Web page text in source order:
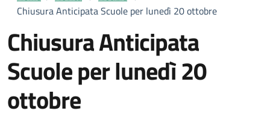
Chiusura Anticipata Scuole per lunedì 20 ottobre
Chiusura Anticipata
Scuole per lunedì 20
ottobre